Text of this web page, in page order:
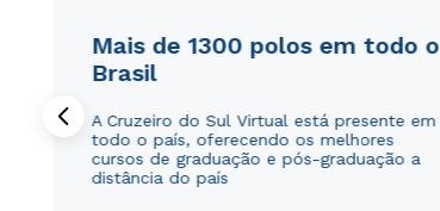
Mais de 1300 polos em todo o
Brasil
A Cruzeiro do Sul Virtual está presente em
todo o país, oferecendo os melhores
cursos de graduação e pós-graduação a
distância do país